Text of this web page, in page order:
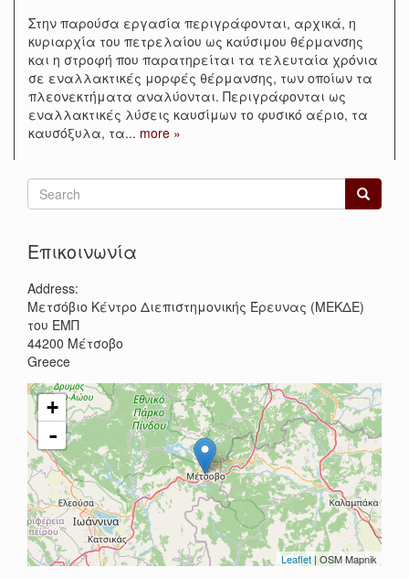
Στην παρούσα εργασία περιγράφονται, αρχικά, η
κυριαρχία του πετρελαίου ως καύσιμου θέρμανσης
και η στροφή που παρατηρείται τα τελευταία χρόνια
σε εναλλακτικές μορφές θέρμανσης, των οποίων τα
πλεονεκτήματα αναλύονται. Περιγράφονται ως
εναλλακτικές λύσεις καυσίμων το φυσικό αέριο, τα
καυσόξυλα, τα... more »
Search
form
Επικοινωνία
Address:
Μετσόβιο Κέντρο Διεπιστημονικής Έρευνας (ΜΕΚΔΕ)
του ΕΜΠ
44200 Μέτσοβο
Greece
+
-
Leaflet | OSM Mapnik